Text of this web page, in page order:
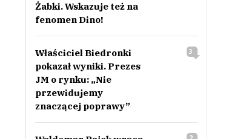
Żabki. Wskazuje też na
fenomen Dino!
Właściciel Biedronki
pokazał wyniki. Prezes
JM o rynku: „Nie
przewidujemy
znaczącej poprawy”
3